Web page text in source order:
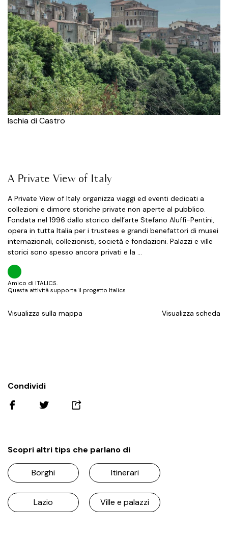
Ischia di Castro
A Private View of Italy
A Private View of Italy organizza viaggi ed eventi dedicati a
collezioni e dimore storiche private non aperte al pubblico.
Fondata nel 1996 dallo storico dell’arte Stefano Aluffi-Pentini,
opera in tutta Italia per i trustees e grandi benefattori di musei
internazionali, collezionisti, società e fondazioni. Palazzi e ville
storici sono spesso ancora privati e la …
Amico di ITALICS.
Questa attività supporta il progetto Italics
Visualizza sulla mappa Visualizza scheda
Condividi
Scopri altri tips che parlano di
Borghi Itinerari
Lazio Ville e palazzi